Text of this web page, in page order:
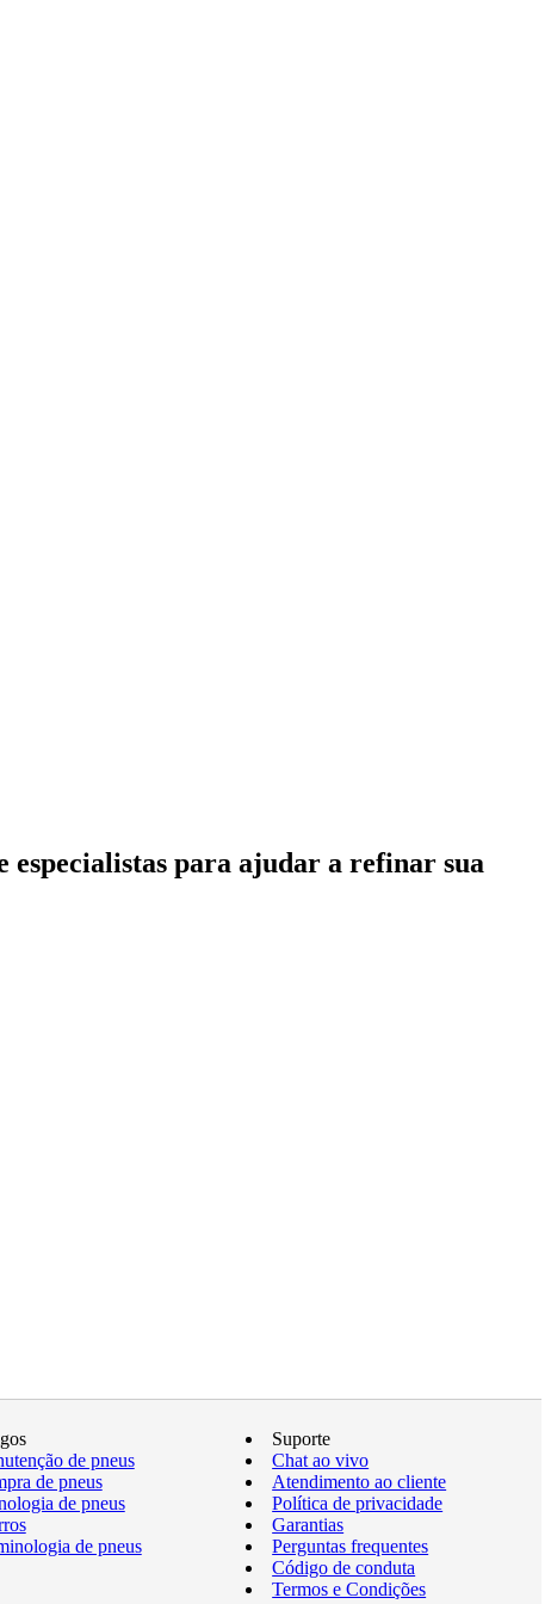
especialistas para ajudar a refinar sua
de pneus
de pneus
de pneus
de pneus
Suporte
Chat ao vivo
Atendimento ao cliente
Política de privacidade
Garantias
Perguntas frequentes
Código de conduta
Termos e Condições